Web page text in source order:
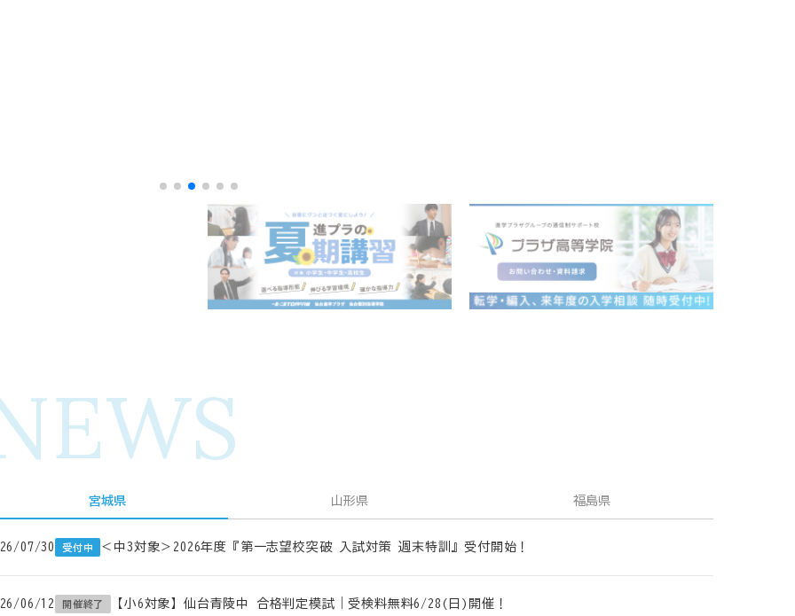
宮城県 山形県 福島県
07/30 受付中 ＜中3対象＞2026年度『第一志望校突破 入試対策 週末特訓』受付開始！
06/12 開催終了 【小6対象】仙台青陵中 合格判定模試｜受検料無料6/28(日)開催！